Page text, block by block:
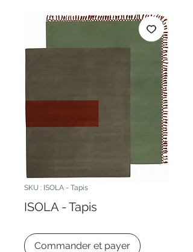
SKU : ISOLA - Tapis
ISOLA - Tapis
Commander et payer